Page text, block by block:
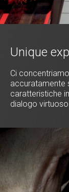
Unique
Ci
accuratamente
caratteristiche
dialogo